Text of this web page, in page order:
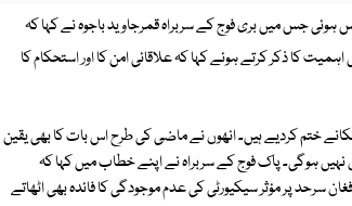
جس میں بری فوج کے سربراہ قمرجاوید باجوہ نے کہا کہ
کا ذکر کرتے ہوئے کہا کہ علاقائی امن کا اور استحکام کا
ختم کردیے ہیں۔ انھوں نے ماضی کی طرح اس بات کا بھی یقین
ہوگی۔ پاک فوج کے سربراہ نے اپنے خطاب میں کہا کہ
افغان سرحد پر مؤثر سیکیورٹی کی عدم موجودگی کا فائدہ بھی اٹھاتے